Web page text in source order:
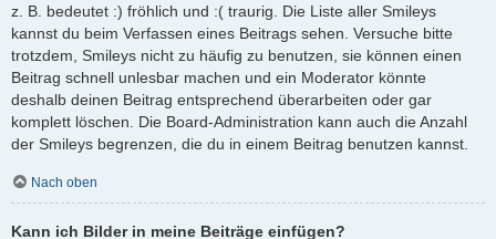
z. B. bedeutet :) fröhlich und :( traurig. Die Liste aller Smileys
kannst du beim Verfassen eines Beitrags sehen. Versuche bitte
trotzdem, Smileys nicht zu häufig zu benutzen, sie können einen
Beitrag schnell unlesbar machen und ein Moderator könnte
deshalb deinen Beitrag entsprechend überarbeiten oder gar
komplett löschen. Die Board-Administration kann auch die Anzahl
der Smileys begrenzen, die du in einem Beitrag benutzen kannst.
Nach oben
Kann ich Bilder in meine Beiträge einfügen?